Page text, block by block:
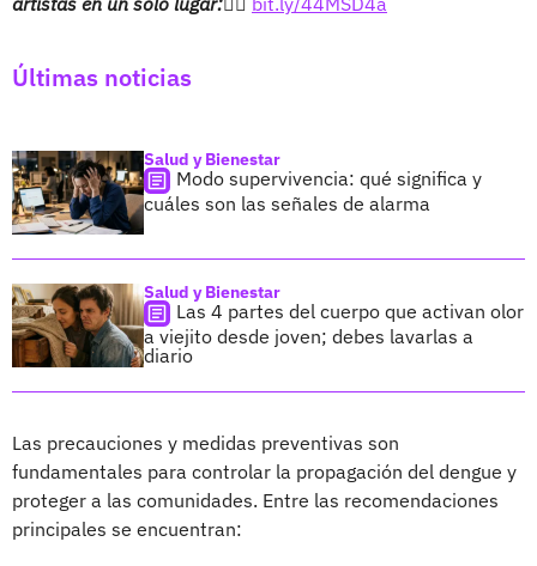
Últimas noticias
Salud y Bienestar
Modo supervivencia: qué significa y
cuáles son las señales de alarma
Salud y Bienestar
Las 4 partes del cuerpo que activan olor
a viejito desde joven; debes lavarlas a
diario
Las precauciones y medidas preventivas son
fundamentales para controlar la propagación del dengue y
proteger a las comunidades. Entre las recomendaciones
principales se encuentran: